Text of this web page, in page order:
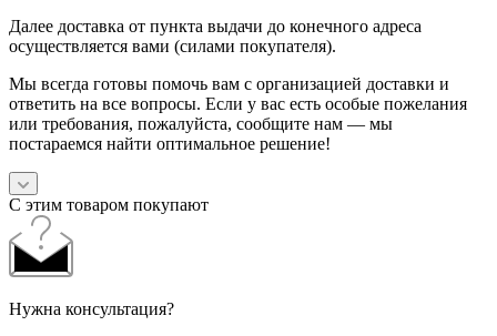
Далее доставка от пункта выдачи до конечного адреса
осуществляется вами (силами покупателя).
Мы всегда готовы помочь вам с организацией доставки и
ответить на все вопросы. Если у вас есть особые пожелания
или требования, пожалуйста, сообщите нам — мы
постараемся найти оптимальное решение!
С этим товаром покупают
Нужна консультация?